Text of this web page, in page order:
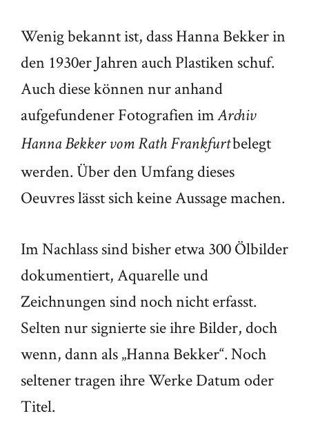
Wenig bekannt ist, dass Hanna Bekker in
den 1930er Jahren auch Plastiken schuf.
Auch diese können nur anhand
aufgefundener Fotografien imArchiv
Hanna Bekker vom Rath Frankfurtbelegt
werden. Über den Umfang dieses
Oeuvres lässt sich keine Aussage machen.
Im Nachlass sind bisher etwa 300 Ölbilder
dokumentiert, Aquarelle und
Zeichnungen sind noch nicht erfasst.
Selten nur signierte sie ihre Bilder, doch
wenn, dann als „Hanna Bekker“. Noch
seltener tragen ihre Werke Datum oder
Titel.